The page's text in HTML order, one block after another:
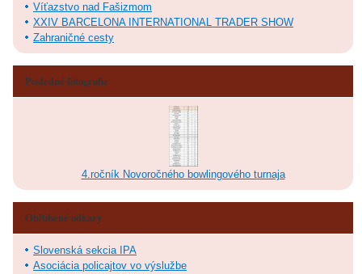
Víťazstvo nad Fašizmom
XXIV BARCELONA INTERNATIONAL TRADER SHOW
Zahraničné cesty
Posledné fotografie
4.ročník Novoročného bowlingového turnaja
Obľúbené odkazy
Slovenská sekcia IPA
Asociácia policajtov vo výslužbe